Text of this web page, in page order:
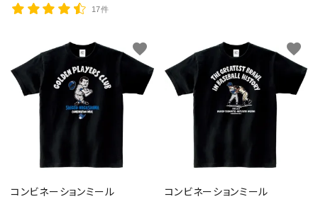
17件
コンビネーションミール
favorite
コンビネーションミール
favorite